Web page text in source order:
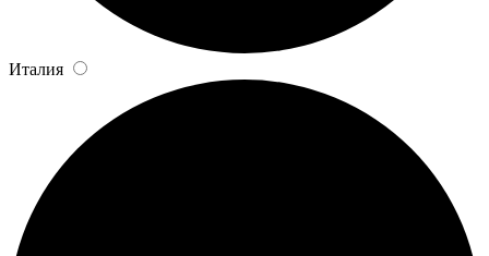
Италия